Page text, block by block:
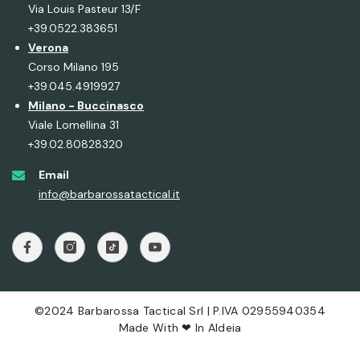
Via Louis Pasteur 13/F
+39.0522.383651
Verona
Corso Milano 195
+39.045.4919927
Milano - Buccinasco
Viale Lomellina 31
+39.02.80828320
Email
info@barbarossatactical.it
©2024 Barbarossa Tactical Srl | P.IVA 02955940354
Made With ❤ In Aldeia